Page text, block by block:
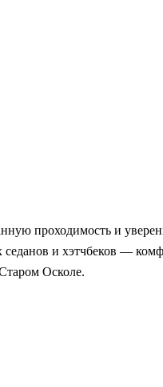
проходимость и
и хэтчбеков —
Осколе.